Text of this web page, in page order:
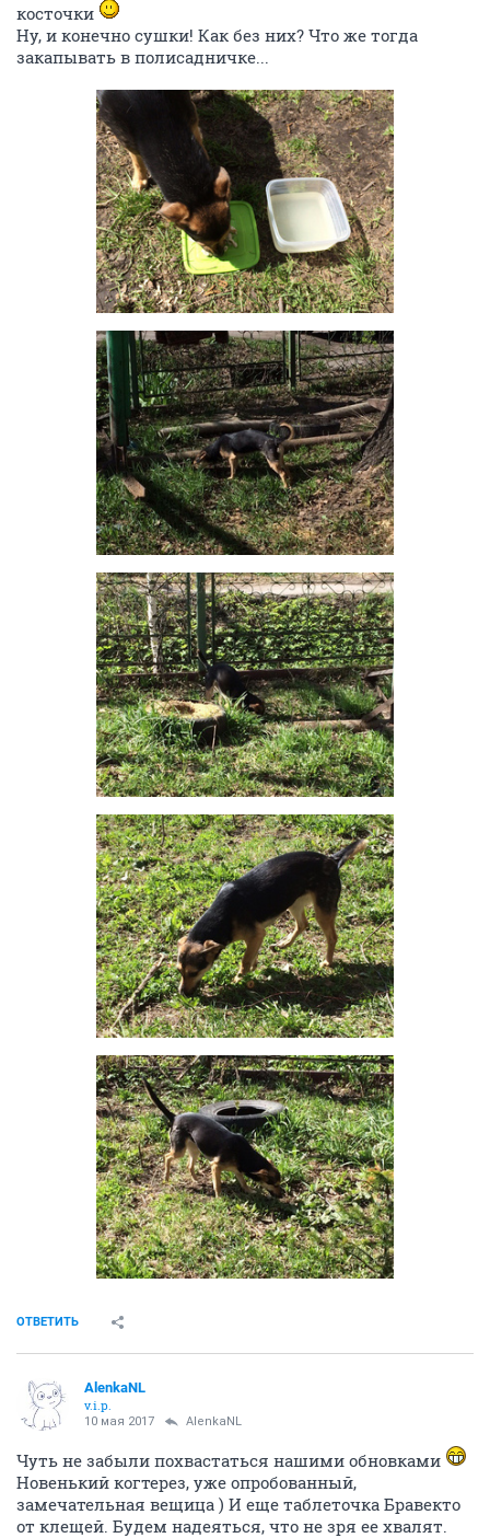
косточки
Ну, и конечно сушки! Как без них? Что же тогда
закапывать в полисадничке...
ОТВЕТИТЬ
AlenkaNL
v.i.p.
10 мая 2017 AlenkaNL
Чуть не забыли похвастаться нашими обновками
Новенький когтерез, уже опробованный,
замечательная вещица ) И еще таблеточка Бравекто
от клещей. Будем надеяться, что не зря ее хвалят.